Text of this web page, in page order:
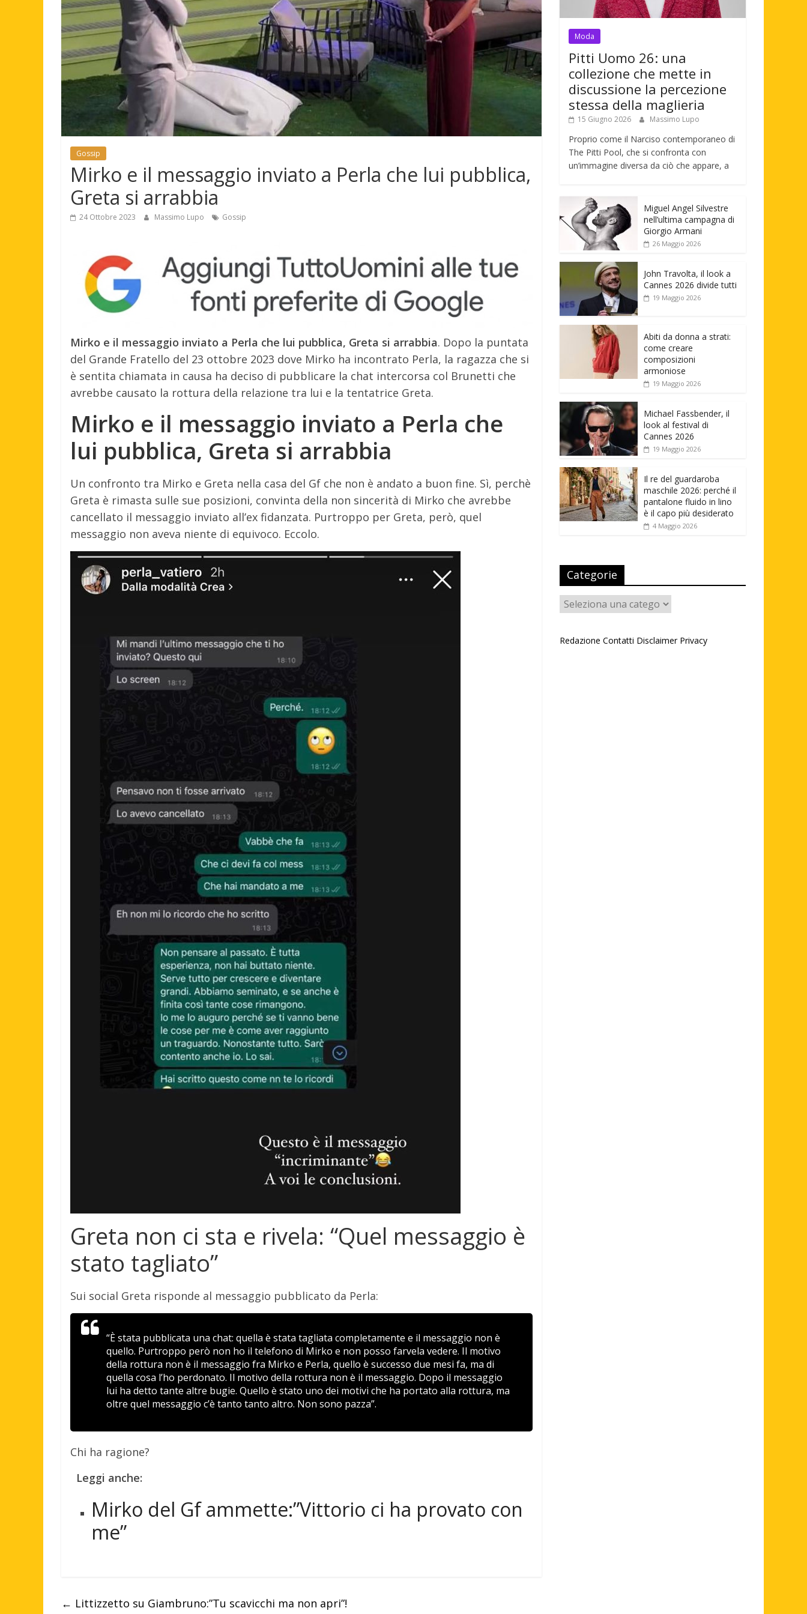
Gossip
Mirko e il messaggio inviato a Perla che lui pubblica,
Greta si arrabbia
24 Ottobre 2023 Massimo Lupo Gossip
Mirko e il messaggio inviato a Perla che lui pubblica, Greta si arrabbia. Dopo la puntata
del Grande Fratello del 23 ottobre 2023 dove Mirko ha incontrato Perla, la ragazza che si
è sentita chiamata in causa ha deciso di pubblicare la chat intercorsa col Brunetti che
avrebbe causato la rottura della relazione tra lui e la tentatrice Greta.
Mirko e il messaggio inviato a Perla che
lui pubblica, Greta si arrabbia
Un confronto tra Mirko e Greta nella casa del Gf che non è andato a buon fine. Sì, perchè
Greta è rimasta sulle sue posizioni, convinta della non sincerità di Mirko che avrebbe
cancellato il messaggio inviato all’ex fidanzata. Purtroppo per Greta, però, quel
messaggio non aveva niente di equivoco. Eccolo.
Greta non ci sta e rivela: “Quel messaggio è
stato tagliato”
Sui social Greta risponde al messaggio pubblicato da Perla:
“È stata pubblicata una chat: quella è stata tagliata completamente e il messaggio non è
quello. Purtroppo però non ho il telefono di Mirko e non posso farvela vedere. Il motivo
della rottura non è il messaggio fra Mirko e Perla, quello è successo due mesi fa, ma di
quella cosa l’ho perdonato. Il motivo della rottura non è il messaggio. Dopo il messaggio
lui ha detto tante altre bugie. Quello è stato uno dei motivi che ha portato alla rottura, ma
oltre quel messaggio c’è tanto tanto altro. Non sono pazza”.
Chi ha ragione?
Leggi anche:
Mirko del Gf ammette:”Vittorio ci ha provato con
me”
← Littizzetto su Giambruno:”Tu scavicchi ma non apri”!
Moda
Pitti Uomo 26: una
collezione che mette in
discussione la percezione
stessa della maglieria
15 Giugno 2026 Massimo Lupo
Proprio come il Narciso contemporaneo di
The Pitti Pool, che si confronta con
un’immagine diversa da ciò che appare, a
Miguel Angel Silvestre
nell’ultima campagna di
Giorgio Armani
26 Maggio 2026
John Travolta, il look a
Cannes 2026 divide tutti
19 Maggio 2026
Abiti da donna a strati:
come creare
composizioni
armoniose
19 Maggio 2026
Michael Fassbender, il
look al festival di
Cannes 2026
19 Maggio 2026
Il re del guardaroba
maschile 2026: perché il
pantalone fluido in lino
è il capo più desiderato
4 Maggio 2026
Categorie
Categorie
Redazione Contatti Disclaimer Privacy